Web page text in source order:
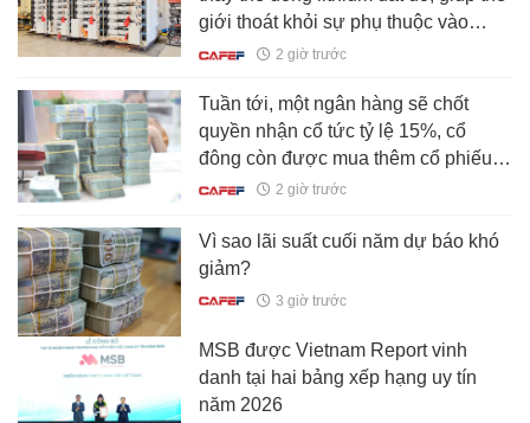
giới thoát khỏi sự phụ thuộc vào
Trung Quốc2 giờ trước
Tuần tới, một ngân hàng sẽ chốt
quyền nhận cổ tức tỷ lệ 15%, cổ
đông còn được mua thêm cổ phiếu
giá rẻ
2 giờ trước
Vì sao lãi suất cuối năm dự báo khó
giảm?
3 giờ trước
MSB được Vietnam Report vinh
danh tại hai bảng xếp hạng uy tín
năm 2026